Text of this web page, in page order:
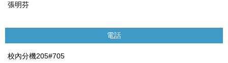
張明芬
電話
校內分機205#705